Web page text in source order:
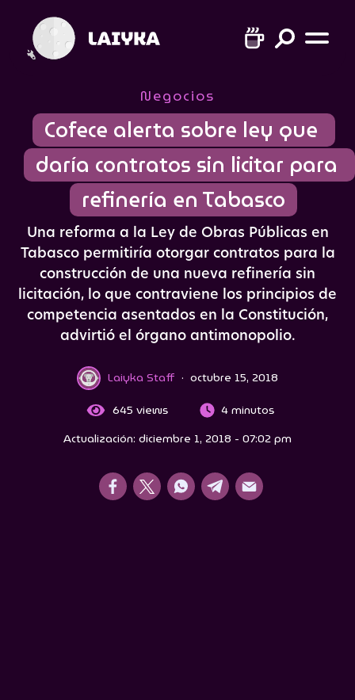
Negocios
Cofece alerta sobre ley que
daría contratos sin licitar para
refinería en Tabasco
Una reforma a la Ley de Obras Públicas en
Tabasco permitiría otorgar contratos para la
construcción de una nueva refinería sin
licitación, lo que contraviene los principios de
competencia asentados en la Constitución,
advirtió el órgano antimonopolio.
Laiyka Staff · octubre 15, 2018
645 views
4 minutos
Actualización: diciembre 1, 2018 - 07:02 pm